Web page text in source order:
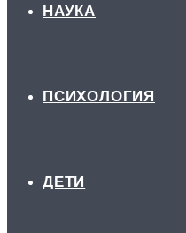
НАУКА
ПСИХОЛОГИЯ
ДЕТИ